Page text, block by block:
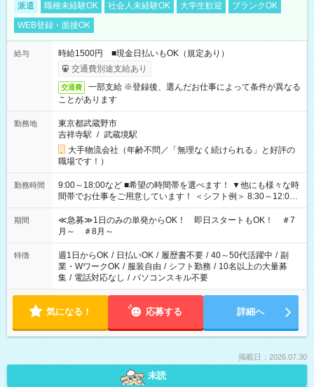
派遣 職種未経験OK 社会人未経験OK 大学生歓迎
ブランクOK
WEB登録・面接OK
給与
時給1500円 ■現金日払いもOK（規定あり）
交通費別途支給あり
交通費
一部支給 ※登録後、選んだお仕事によって条件が異なる
ことがあります
勤務地
東京都武蔵野市
吉祥寺駅 / 武蔵境駅
大手物流会社（年齢不問／「無理なく続けられる」と好評の
職場です！）
勤務時間
9:00～18:00など ■希望の時間帯を選べます！ ▼他にも様々な時
間帯でお仕事をご用意しています！ ＜シフト例＞ 8:30～12:00
17:00～22:00 13:00～22:00 22:00～翌6:00 など
期間
≪急募≫1日のみの単発からOK！ 即日スタートもOK！ ＃7
月～ ＃8月～
特徴 週1日からOK / 日払いOK / 履歴書不要 / 40～50代活躍中 / 副
業・WワークOK / 服装自由 / シフト勤務 / 10名以上の大量募
集 / 電話対応なし / パソコンスキル不要
気になる！ 応募する 詳細へ
掲載日：2026.07.30
未読